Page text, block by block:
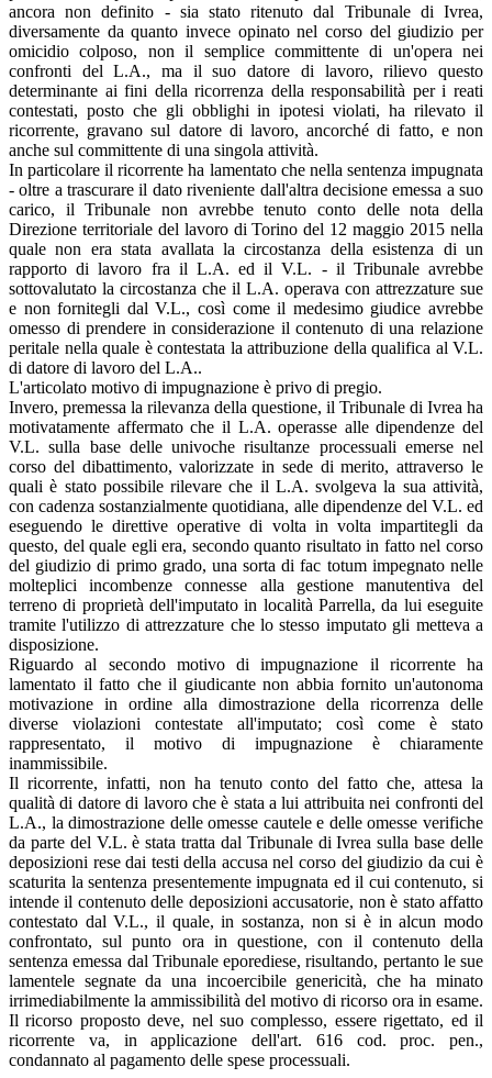
ancora non definito - sia stato ritenuto dal Tribunale di Ivrea,
diversamente da quanto invece opinato nel corso del giudizio per
omicidio colposo, non il semplice committente di un'opera nei
confronti del L.A., ma il suo datore di lavoro, rilievo questo
determinante ai fini della ricorrenza della responsabilità per i reati
contestati, posto che gli obblighi in ipotesi violati, ha rilevato il
ricorrente, gravano sul datore di lavoro, ancorché di fatto, e non
anche sul committente di una singola attività.
In particolare il ricorrente ha lamentato che nella sentenza impugnata
- oltre a trascurare il dato riveniente dall'altra decisione emessa a suo
carico, il Tribunale non avrebbe tenuto conto delle nota della
Direzione territoriale del lavoro di Torino del 12 maggio 2015 nella
quale non era stata avallata la circostanza della esistenza di un
rapporto di lavoro fra il L.A. ed il V.L. - il Tribunale avrebbe
sottovalutato la circostanza che il L.A. operava con attrezzature sue
e non fornitegli dal V.L., così come il medesimo giudice avrebbe
omesso di prendere in considerazione il contenuto di una relazione
peritale nella quale è contestata la attribuzione della qualifica al V.L.
di datore di lavoro del L.A..
L'articolato motivo di impugnazione è privo di pregio.
Invero, premessa la rilevanza della questione, il Tribunale di Ivrea ha
motivatamente affermato che il L.A. operasse alle dipendenze del
V.L. sulla base delle univoche risultanze processuali emerse nel
corso del dibattimento, valorizzate in sede di merito, attraverso le
quali è stato possibile rilevare che il L.A. svolgeva la sua attività,
con cadenza sostanzialmente quotidiana, alle dipendenze del V.L. ed
eseguendo le direttive operative di volta in volta impartitegli da
questo, del quale egli era, secondo quanto risultato in fatto nel corso
del giudizio di primo grado, una sorta di fac totum impegnato nelle
molteplici incombenze connesse alla gestione manutentiva del
terreno di proprietà dell'imputato in località Parrella, da lui eseguite
tramite l'utilizzo di attrezzature che lo stesso imputato gli metteva a
disposizione.
Riguardo al secondo motivo di impugnazione il ricorrente ha
lamentato il fatto che il giudicante non abbia fornito un'autonoma
motivazione in ordine alla dimostrazione della ricorrenza delle
diverse violazioni contestate all'imputato; così come è stato
rappresentato, il motivo di impugnazione è chiaramente
inammissibile.
Il ricorrente, infatti, non ha tenuto conto del fatto che, attesa la
qualità di datore di lavoro che è stata a lui attribuita nei confronti del
L.A., la dimostrazione delle omesse cautele e delle omesse verifiche
da parte del V.L. è stata tratta dal Tribunale di Ivrea sulla base delle
deposizioni rese dai testi della accusa nel corso del giudizio da cui è
scaturita la sentenza presentemente impugnata ed il cui contenuto, si
intende il contenuto delle deposizioni accusatorie, non è stato affatto
contestato dal V.L., il quale, in sostanza, non si è in alcun modo
confrontato, sul punto ora in questione, con il contenuto della
sentenza emessa dal Tribunale eporediese, risultando, pertanto le sue
lamentele segnate da una incoercibile genericità, che ha minato
irrimediabilmente la ammissibilità del motivo di ricorso ora in esame.
Il ricorso proposto deve, nel suo complesso, essere rigettato, ed il
ricorrente va, in applicazione dell'art. 616 cod. proc. pen.,
condannato al pagamento delle spese processuali.